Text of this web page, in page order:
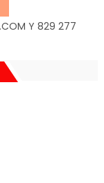
Y 829 277